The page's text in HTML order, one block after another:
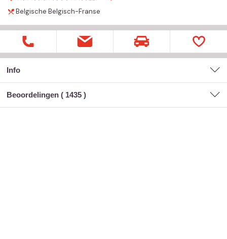
Belgische Belgisch-Franse
Info
Beoordelingen ( 1435 )